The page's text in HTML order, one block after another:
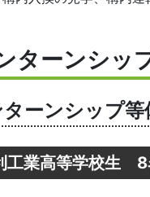
ターンシッ
ーンシップ
工業高等学校生